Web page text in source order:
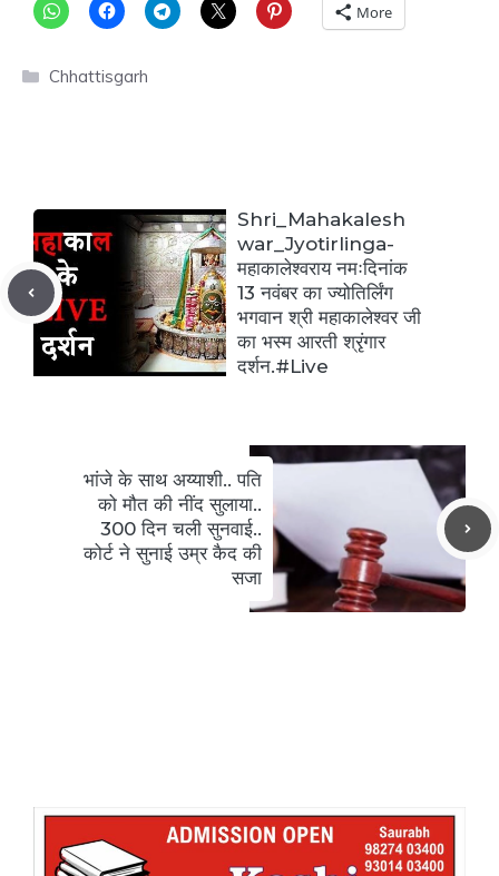
More
Categories
Chhattisgarh
Shri_Mahakalesh
war_Jyotirlinga-
महाकालेश्वराय नमःदिनांक
13 नवंबर का ज्योतिर्लिंग
भगवान श्री महाकालेश्वर जी
का भस्म आरती श्रृंगार
दर्शन.#Live
भांजे के साथ अय्याशी.. पति
को मौत की नींद सुलाया..
300 दिन चली सुनवाई..
कोर्ट ने सुनाई उम्र कैद की
सजा